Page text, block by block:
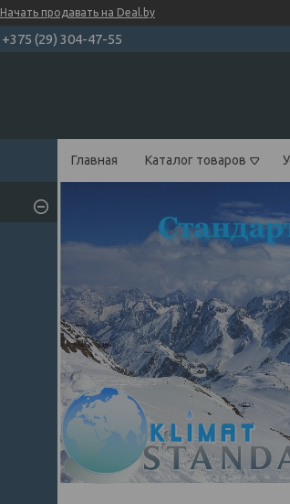
Начать продавать на Deal.by
+375 (29) 304-47-55
Главная Каталог товаров